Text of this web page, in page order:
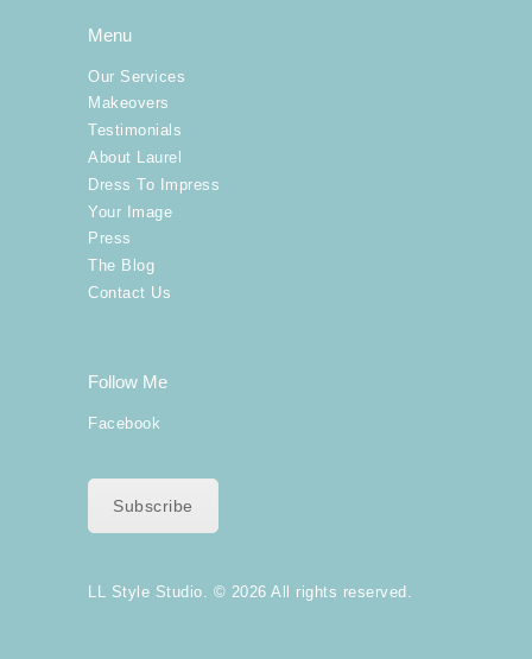
Menu
Our Services
Makeovers
Testimonials
About Laurel
Dress To Impress
Your Image
Press
The Blog
Contact Us
Follow Me
Facebook
Subscribe
LL Style Studio. © 2026 All rights reserved.